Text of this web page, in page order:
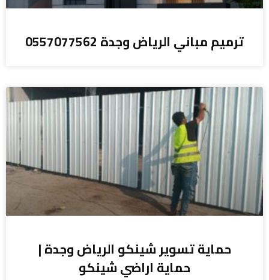
ترميم مباني الرياض وجدة 0557077562
حماية تسوير شينكو الرياض وجدة |
حماية اراضي شينكو